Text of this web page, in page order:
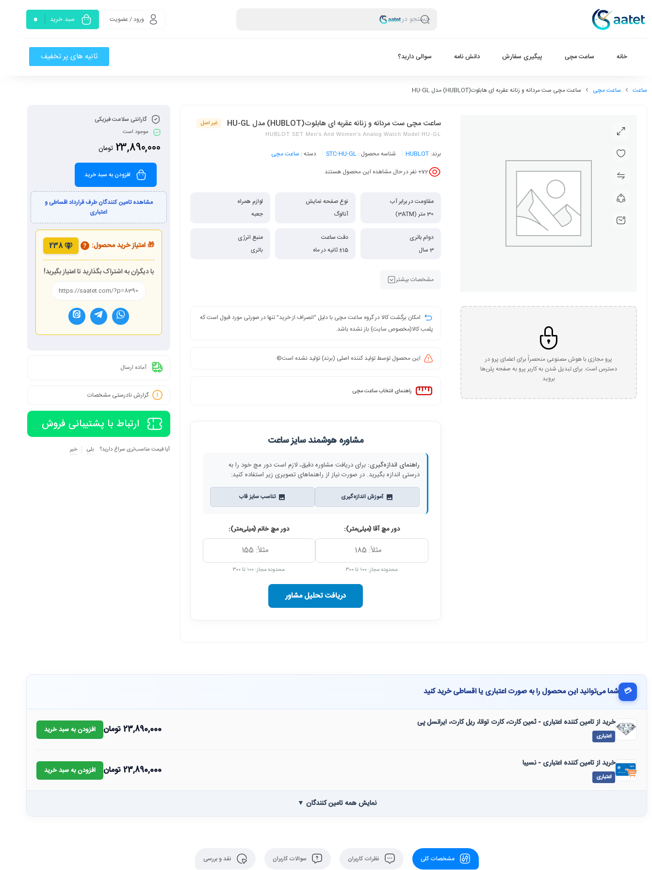
جستجو در ورود / عضویت سبد خرید 0
خانه ساعت مچی پیگیری سفارش دانش نامه سوالی دارید؟ ثانیه های پر تخفیف
ساعت ساعت مچی ساعت مچی ست مردانه و زنانه عقربه ای هابلوت(HUBLOT) مدل HU-GL
پرو مجازی با هوش مصنوعی منحصراً برای اعضای پرو در
دسترس است. برای تبدیل شدن به کاربر پرو به صفحه پلن‌ها
بروید
ساعت مچی ست مردانه و زنانه عقربه ای هابلوت(HUBLOT) مدل HU-GL غیر اصل
HUBLOT SET Men's And Women's Analog Watch Model HU-GL
برند: HUBLOT شناسه محصول : STC-HU-GL دسته : ساعت مچی
72+ نفر در حال مشاهده این محصول هستند
مقاومت در برابر آب
30 متر (3ATM)
نوع صفحه نمایش
آنالوگ
لوازم همراه
جعبه
دوام باتری
3 سال
دقت ساعت
±15 ثانیه در ماه
منبع انرژی
باتری
مشخصات بیشتر
امکان برگشت کالا در گروه ساعت مچی با دلیل "انصراف از خرید" تنها در صورتی مورد قبول است که
پلمب کالا(مخصوص سایت) باز نشده باشد.
این محصول توسط تولید کننده اصلی (برند) تولید نشده است©️
راهنمای انتخاب ساعت مچی
مشاوره هوشمند سایز ساعت
راهنمای اندازه‌گیری: برای دریافت مشاوره دقیق، لازم است دور مچ خود را به
درستی اندازه بگیرید. در صورت نیاز از راهنماهای تصویری زیر استفاده کنید:
آموزش اندازه‌گیری تناسب سایز قاب
دور مچ آقا (میلی‌متر):
محدوده مجاز: ۱۰۰ تا ۳۰۰
دور مچ خانم (میلی‌متر):
محدوده مجاز: ۱۰۰ تا ۳۰۰
دریافت تحلیل مشاور
گارانتی سلامت فیزیکی
موجود است
23,890,000 تومان
افزودن به سبد خرید
مشاهده تامین کنندگان طرف قرارداد اقساطی و
اعتباری
🎁 امتیاز خرید محصول: ?
238
با دیگران به اشتراک بگذارید تا امتیاز بگیرید!
آماده ارسال
گزارش نادرستی مشخصات
ارتباط با پشتیبانی فروش
آیا قیمت مناسب‌تری سراغ دارید؟ بلی خیر
💳 شما می‌توانید این محصول را به صورت اعتباری یا اقساطی خرید کنید
خرید از تامین کننده اعتباری - ثمین کارت، کارت توانا، ریل کارت، ایرانسل پی
اعتباری
23,890,000تومان افزودن به سبد خرید
خرید از تامین کننده اعتباری - نسیبا
اعتباری
23,890,000تومان افزودن به سبد خرید
نمایش همه تامین کنندگان ▼
مشخصات کلی نظرات کاربران سوالات کاربران نقد و بررسی